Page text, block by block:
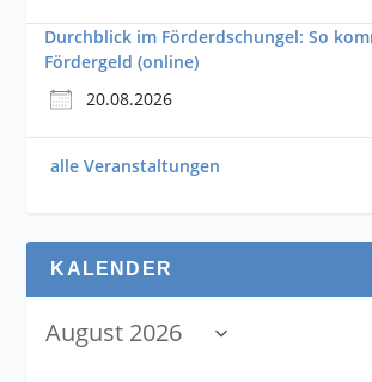
Durchblick im Förderdschungel: So
Fördergeld (online)
20.08.2026
alle Veranstaltungen
KALENDER